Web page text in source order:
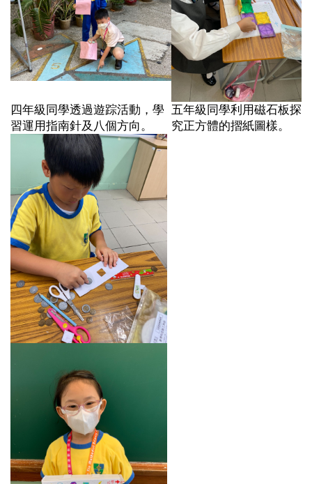
四年級同學透過遊踪活動，學
習運用指南針及八個方向。
五年級同學利用磁石板探
究正方體的摺紙圖樣。